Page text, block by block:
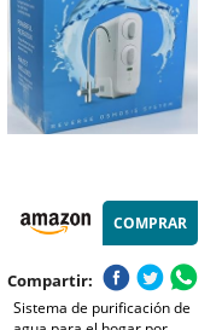
COMPRAR
Compartir:
Sistema de purificación de